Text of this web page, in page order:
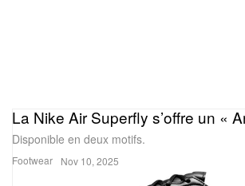
Footwear
La Nike Air Superfly s’offre un «
Disponible en deux motifs.
Nov 10, 2025